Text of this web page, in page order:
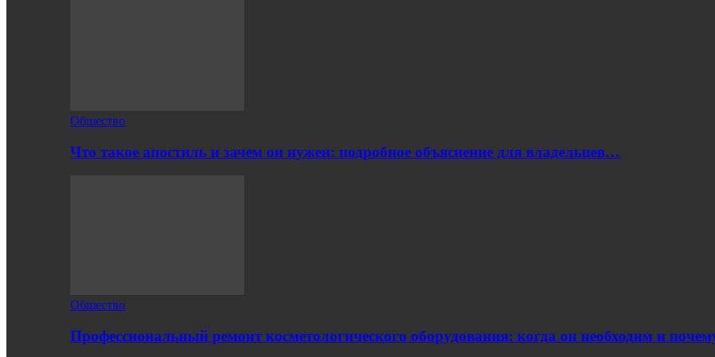
Общество
Что такое апостиль и зачем он нужен: подробное объяснение для владельцев…
Общество
Профессиональный ремонт косметологического оборудования: когда он необходим и